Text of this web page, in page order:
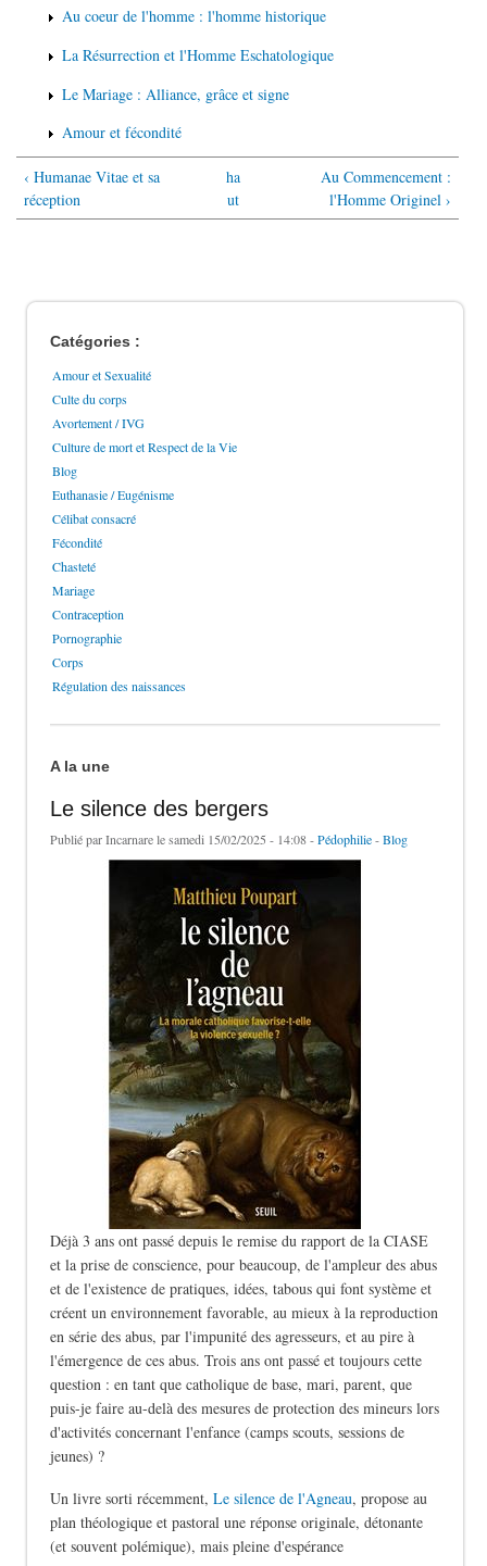
Au coeur de l'homme : l'homme historique
La Résurrection et l'Homme Eschatologique
Le Mariage : Alliance, grâce et signe
Amour et fécondité
‹ Humanae Vitae et sa
réception
ha
ut
Au Commencement :
l'Homme Originel ›
Catégories :
Amour et Sexualité
Culte du corps
Avortement / IVG
Culture de mort et Respect de la Vie
Blog
Euthanasie / Eugénisme
Célibat consacré
Fécondité
Chasteté
Mariage
Contraception
Pornographie
Corps
Régulation des naissances
A la une
Le silence des bergers
Publié parIncarnarele samedi 15/02/2025 - 14:08 -Pédophilie-Blog
Déjà 3 ans ont passé depuis le remise du rapport de la CIASE
et la prise de conscience, pour beaucoup, de l'ampleur des abus
et de l'existence de pratiques, idées, tabous qui font système et
créent un environnement favorable, au mieux à la reproduction
en série des abus, par l'impunité des agresseurs, et au pire à
l'émergence de ces abus. Trois ans ont passé et toujours cette
question : en tant que catholique de base, mari, parent, que
puis-je faire au-delà des mesures de protection des mineurs lors
d'activités concernant l'enfance (camps scouts, sessions de
jeunes) ?
Un livre sorti récemment, Le silence de l'Agneau, propose au
plan théologique et pastoral une réponse originale, détonante
(et souvent polémique), mais pleine d'espérance